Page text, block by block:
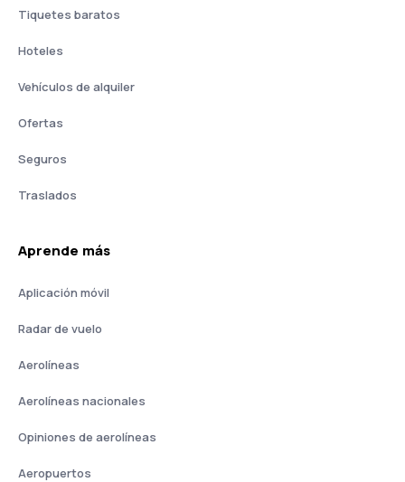
Tiquetes baratos
Hoteles
Vehículos de alquiler
Ofertas
Seguros
Traslados
Aprende más
Aplicación móvil
Radar de vuelo
Aerolíneas
Aerolíneas nacionales
Opiniones de aerolíneas
Aeropuertos